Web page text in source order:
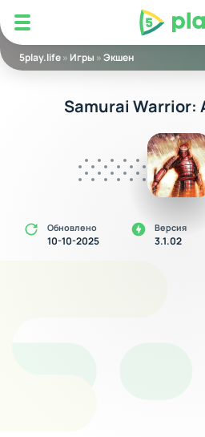
5play
5play.life» Игры »Экшен
Samurai Warrior:
Обновлено
10-10-2025
Версия
3.1.02